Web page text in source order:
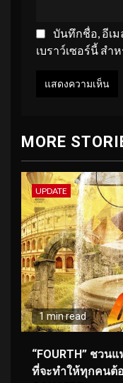
บันทึกชื่อ, อีเ
เบราว์เซอร์นี้ สำ
MORE
UPDATE
1 min read
“FOURTH” ชวน
ที่จะทำให้ทุกคนต้อ